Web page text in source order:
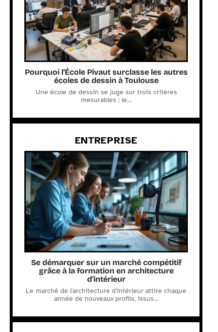
Pourquoi l’École Pivaut surclasse les autres
écoles de dessin à Toulouse
Une école de dessin se juge sur trois critères
mesurables : le…
ENTREPRISE
Se démarquer sur un marché compétitif
grâce à la formation en architecture
d’intérieur
Le marché de l'architecture d'intérieur attire chaque
année de nouveaux profils, issus…